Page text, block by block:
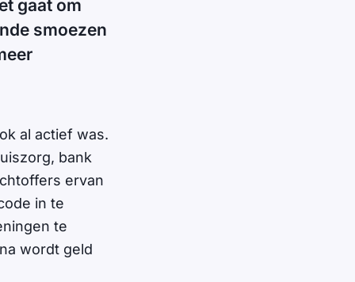
gaat om
smoezen
al actief was.
bank
ervan
in te
te
wordt geld